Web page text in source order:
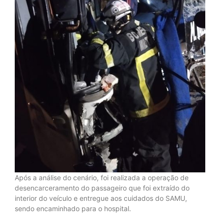
Após a análise do cenário, foi realizada a operação de
desencarceramento do passageiro que foi extraído do
interior do veículo e entregue aos cuidados do SAMU,
sendo encaminhado para o hospital.